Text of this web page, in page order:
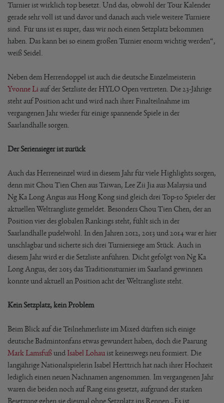
Turnier ist wirklich top besetzt. Und das, obwohl der Tour Kalender
gerade sehr voll ist und davor und danach auch viele weitere Turniere
sind. Für uns ist es super, dass wir noch einen Setzplatz bekommen
haben. Das kann bei so einem großen Turnier enorm wichtig werden“,
weiß Seidel.
Neben dem Herrendoppel ist auch die deutsche Einzelmeisterin
Yvonne Li auf der Setzliste der HYLO Open vertreten. Die 23-Jährige
steht auf Position acht und wird nach ihrer Finalteilnahme im
vergangenen Jahr wieder für einige spannende Spiele in der
Saarlandhalle sorgen.
Der Seriensieger ist zurück
Auch das Herreneinzel wird in diesem Jahr für viele Highlights sorgen,
denn mit Chou Tien Chen aus Taiwan, Lee Zii Jia aus Malaysia und
Ng Ka Long Angus aus Hong Kong sind gleich drei Top-10 Spieler der
aktuellen Weltrangliste gemeldet. Besonders Chou Tien Chen, der an
Position vier des globalen Rankings steht, fühlt sich in der
Saarlandhalle pudelwohl. In den Jahren 2012, 2013 und 2014 war er hier
unschlagbar und sicherte sich drei Turniersiege am Stück. Auch in
diesem Jahr wird er die Setzliste anführen. Dicht gefolgt von Ng Ka
Long Angus, der 2015 das Traditionsturnier im Saarland gewinnen
konnte und aktuell an Position acht der Weltrangliste steht.
Kein Setzplatz, kein Problem
Beim Blick auf die Teilnehmerliste im Mixed dürften sich einige
deutsche Badmintonfans etwas gewundert haben, doch die Paarung
Mark Lamsfußund Isabel Lohau ist keineswegs neu formiert. Die
langjährige Nationalspielerin Isabel Herttrich hat nach ihrer Hochzeit
lediglich einen neuen Nachnamen angenommen. Im vergangenen Jahr
waren die beiden noch auf Rang eins gesetzt, aufgrund der starken
Besetzung gehen sie diesmal ohne Setzplatz ins Rennen „Es ist